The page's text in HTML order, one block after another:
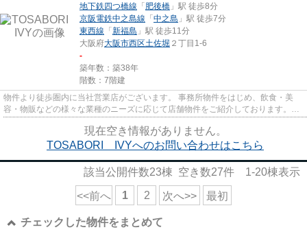
地下鉄四つ橋線 「肥後橋 」駅 徒歩8分
京阪電鉄中之島線 「中之島 」駅 徒歩7分
東西線 「新福島 」駅 徒歩11分
大阪府大阪市西区土佐堀 ２丁目1-6
-
築年数：築38年
階数：7階建
物件より徒歩圏内に当社営業店がございます。 事務所物件をはじめ、飲食・美
容・物販などの様々な業種のニーズに応じて店舗物件をご紹介しております。
尚、弊社ではおとり広告は一切...
現在空き情報がありません。
TOSABORI IVYへのお問い合わせはこちら
該当公開件数23棟 空き数27件 1-20棟表示
<<前へ 1 2 次へ>> 最初
チェックした物件をまとめて